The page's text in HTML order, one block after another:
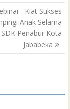
g
e
d
I
n
r
e
s
t
: Kiat Sukses
Anak Selama
SDK Penabur Kota
Jababeka